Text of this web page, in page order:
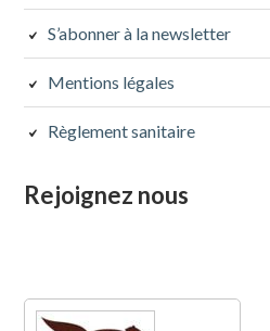
S’abonner à la newsletter
Mentions légales
Règlement sanitaire
Rejoignez nous